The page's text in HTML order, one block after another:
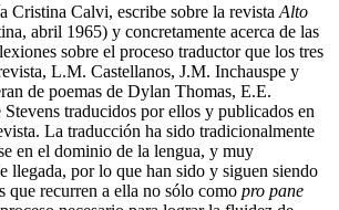
Cristina Calvi, escribe sobre la revista Alto
abril 1965) y concretamente acerca de las
sobre el proceso traductor que los tres
L.M. Castellanos, J.M. Inchauspe y
de poemas de Dylan Thomas, E.E.
traducidos por ellos y publicados en
La traducción ha sido tradicionalmente
en el dominio de la lengua, y muy
llegada, por lo que han sido y siguen siendo
que recurren a ella no sólo como pro pane